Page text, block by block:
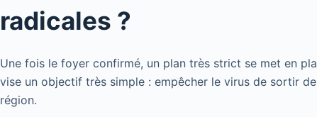
radicales ?
Une fois le foyer confirmé, un plan très strict se met en
vise un objectif très simple : empêcher le virus de sortir
région.